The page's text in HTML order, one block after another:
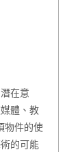
在意
體、教
物件的使
的可能